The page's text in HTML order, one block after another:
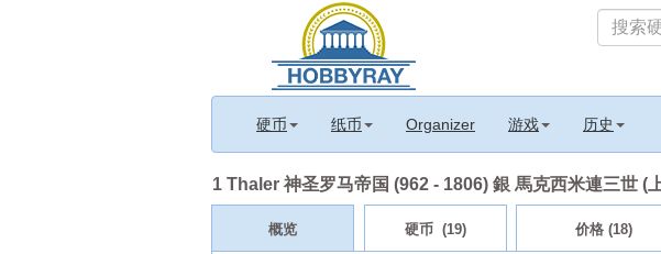
硬币 纸币 Organizer 游戏 历史
1 Thaler 神圣罗马帝国 (962 - 1806) 銀 馬克西米連三世 (
概览 硬币 (19) 价格 (18)